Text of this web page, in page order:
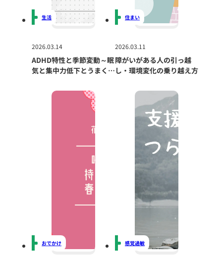
2026.03.14
ADHD特性と季節変動～眠
気と集中力低下とうまく付
生活
2026.03.11
障がいがある人の引っ越
し・環境変化の乗り越え方
住まい
おでかけ 感覚過敏